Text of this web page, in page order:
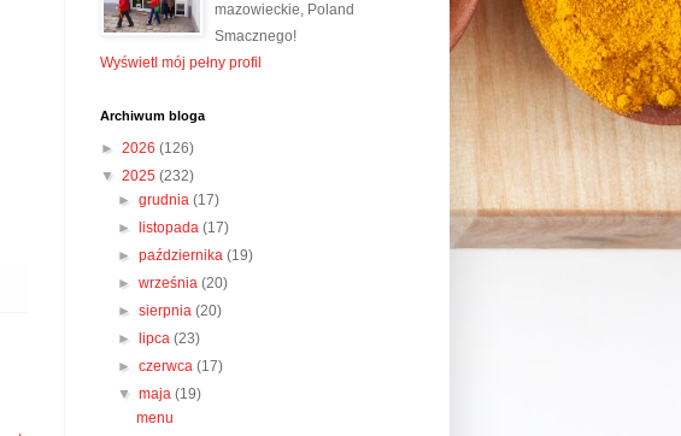
mazowieckie, Poland
Smacznego!
Wyświetl mój pełny profil
Archiwum bloga
► 2026 (126)
▼ 2025 (232)
►grudnia(17)
►
listopada(17)
►października(19)
►września(20)
►sierpnia(20)
►
lipca(23)
►czerwca(17)
▼maja(19)
menu